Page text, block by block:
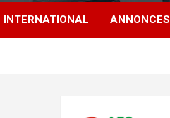
INTERNATIONAL ANNONCES